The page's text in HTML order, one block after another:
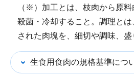
（※）加工とは、枝肉から原
殺菌・冷却すること。調理と
された肉塊を、細切や調味、盛
生食用食肉の規格基準につ